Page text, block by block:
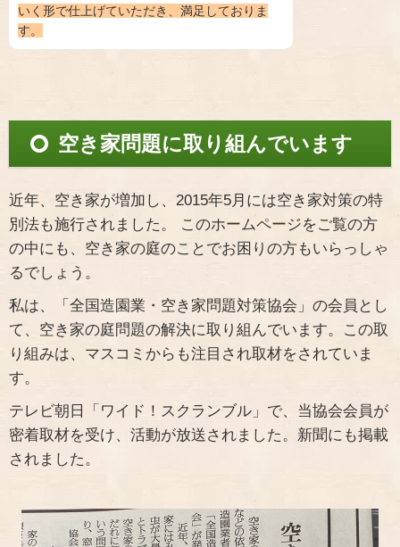
いく形で仕上げていただき、満足しておりま
す。
空き家問題に取り組んでいます
近年、空き家が増加し、2015年5月には空き家対策の特
別法も施行されました。 このホームページをご覧の方
の中にも、空き家の庭のことでお困りの方もいらっしゃ
るでしょう。
私は、「全国造園業・空き家問題対策協会」の会員とし
て、空き家の庭問題の解決に取り組んでいます。この取
り組みは、マスコミからも注目され取材をされていま
す。
テレビ朝日「ワイド！スクランブル」で、当協会会員が
密着取材を受け、活動が放送されました。新聞にも掲載
されました。